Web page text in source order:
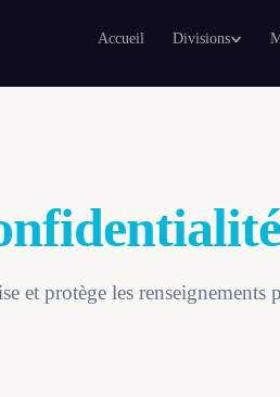
Accueil Divisions
et protège les renseignements